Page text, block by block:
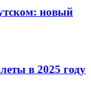
новый
в 2025 году